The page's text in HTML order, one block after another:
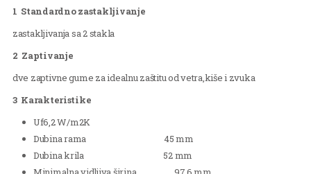
1 Standardno zastakljivanje
zastakljivanja sa 2 stakla
2 Zaptivanje
dve zaptivne gume za idealnu zaštitu od vetra,kiše i zvuka
3 Karakteristike
Uf6,2 W/m2K
Dubina rama 45 mm
Dubina krila 52 mm